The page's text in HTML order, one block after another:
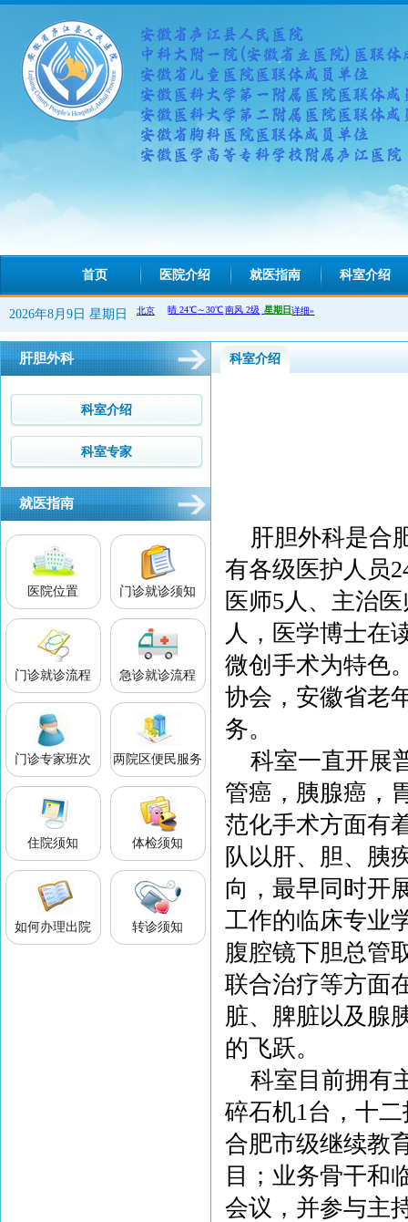
首页 医院介绍 就医指南 科室介绍
2026年8月9日 星期日
肝胆外科
科室介绍
科室专家
就医指南
医院位置 门诊就诊须知
门诊就诊流程 急诊就诊流程
门诊专家班次 两院区便民服务
住院须知 体检须知
如何办理出院 转诊须知
科室介绍
肝胆外科是合
有各级医护人员
医师5人、主治
人，医学博士在
微创手术为特色
协会，安徽省老
务。
科室一直开展
管癌，胰腺癌，
范化手术方面有
队以肝、胆、胰
向，最早同时开
工作的临床专业
腹腔镜下胆总管
联合治疗等方面
脏、脾脏以及腺
的飞跃。
科室目前拥有
碎石机1台，十
合肥市级继续教
目；业务骨干和
会议，并参与主